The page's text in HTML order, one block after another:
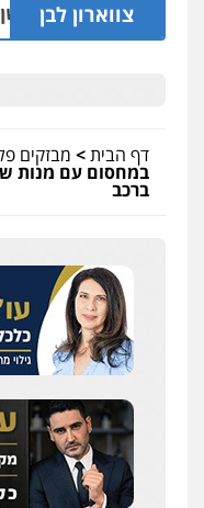
צווארון לבן
ניצב שושן
דף הבית> מבזקים
במחסום עם מנות
ברכב
שחר
פלילי
דין